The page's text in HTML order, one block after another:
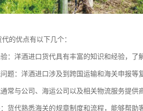
的优点有以下几个：
：洋酒进口货代具有丰富的知识和经验，了
题：洋酒进口涉及到跨国运输和海关申报等
常与公司、海运公司以及相关物流服务提供
货代熟悉海关的规章制度和流程，能够帮助